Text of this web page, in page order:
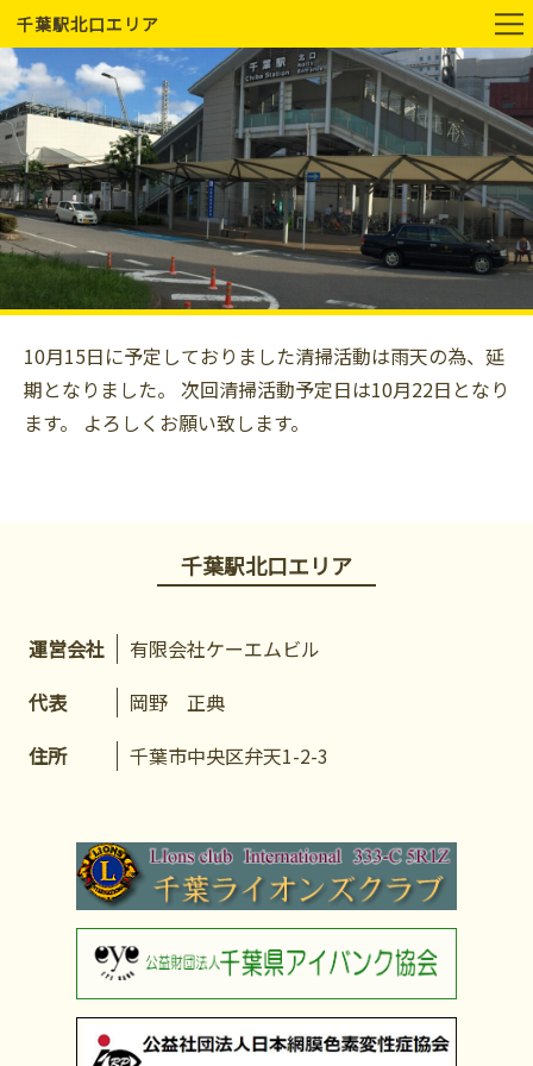
千葉駅北口エリア
10月15日に予定しておりました清掃活動は雨天の為、延
期となりました。 次回清掃活動予定日は10月22日となり
ます。 よろしくお願い致します。
千葉駅北口エリア
運営会社
有限会社ケーエムビル
代表
岡野 正典
住所
千葉市中央区弁天1-2-3